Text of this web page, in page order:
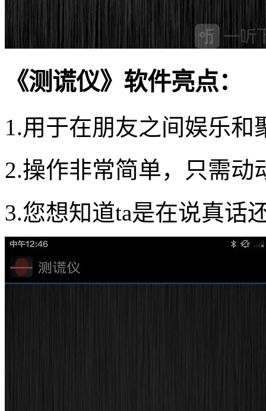
《测谎仪》软件亮点：
1.用于在朋友之间娱乐
2.操作非常简单，只需动
3.您想知道ta是在说真话